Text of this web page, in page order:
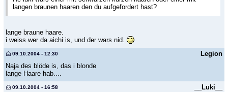
langen braunen haaren den du aufgefordert hast?
lange braune haare.
i weiss wer da aichi is, und der wars nid.
Legion
09.10.2004 - 12:30
Naja des blöde is, das i blonde
lange Haare hab....
__Luki__
09.10.2004 - 16:58